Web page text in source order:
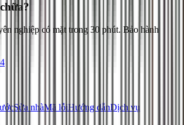
nghiệp có mặt trong 30 phút. Bảo hành
Sửa nhàMã lỗiHướng dẫnDịch vụ